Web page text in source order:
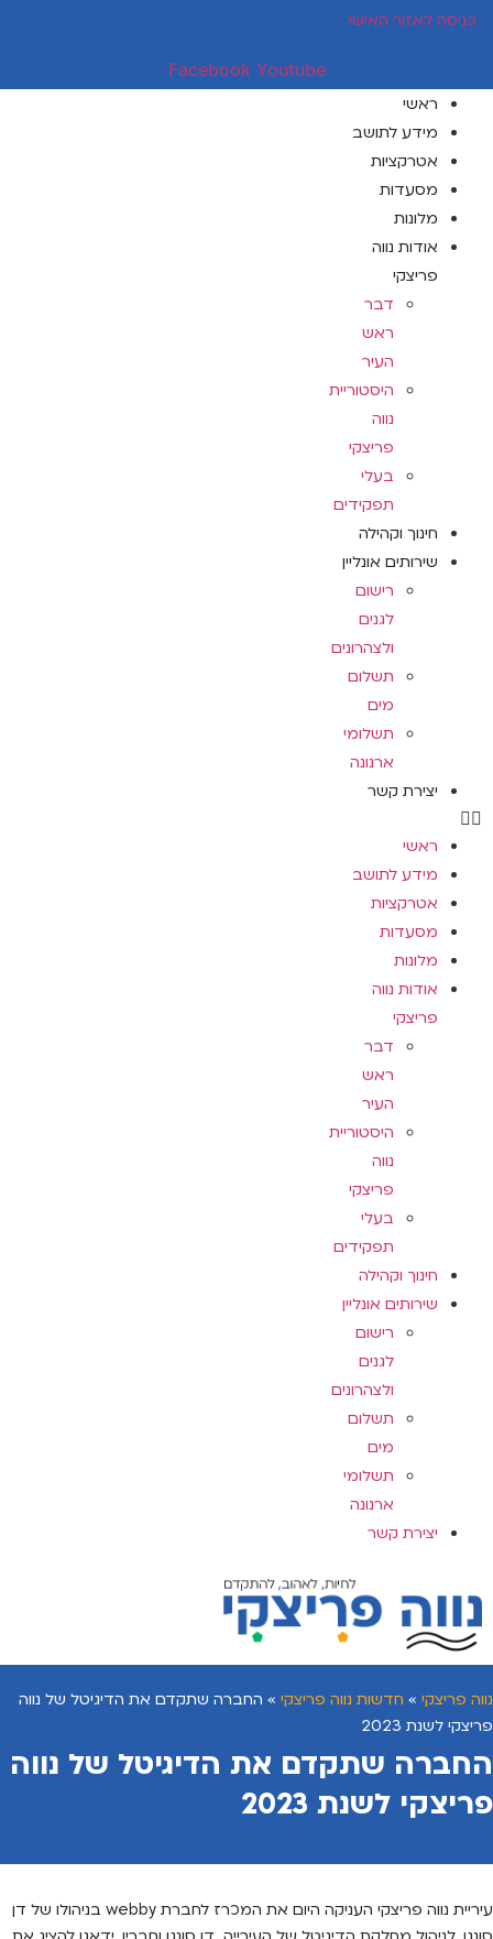
דלגכניסה לאזור האישי
Facebook Youtube
ראשי
מידע לתושב
אטרקציות
מסעדות
מלונות
אודות נווה
פריצקי
דבר
ראש
העיר
היסטוריית
נווה
פריצקי
בעלי
תפקידים
חינוך וקהילה
שירותים אונליין
רישום
לגנים
ולצהרונים
תשלום
מים
תשלומי
ארנונה
יצירת קשר
ראשי
מידע לתושב
אטרקציות
מסעדות
מלונות
אודות נווה
פריצקי
דבר
ראש
העיר
היסטוריית
נווה
פריצקי
בעלי
תפקידים
חינוך וקהילה
שירותים אונליין
רישום
לגנים
ולצהרונים
תשלום
מים
תשלומי
ארנונה
יצירת קשר
נווה פריצקי » חדשות נווה פריצקי » החברה שתקדם את הדיגיטל של נווה
פריצקי לשנת 2023
החברה שתקדם את הדיגיטל של נווה
פריצקי לשנת 2023
עיריית נווה פריצקי העניקה היום את המכרז לחברת webby בניהולו של דן